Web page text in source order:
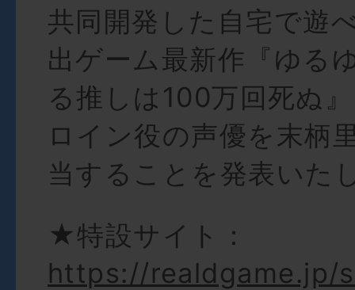
共同開発した自宅で遊
出ゲーム最新作『ゆる
る推しは100万回死ぬ
ロイン役の声優を末柄
当することを発表いた
★特設サイト：
https://realdgame.jp/